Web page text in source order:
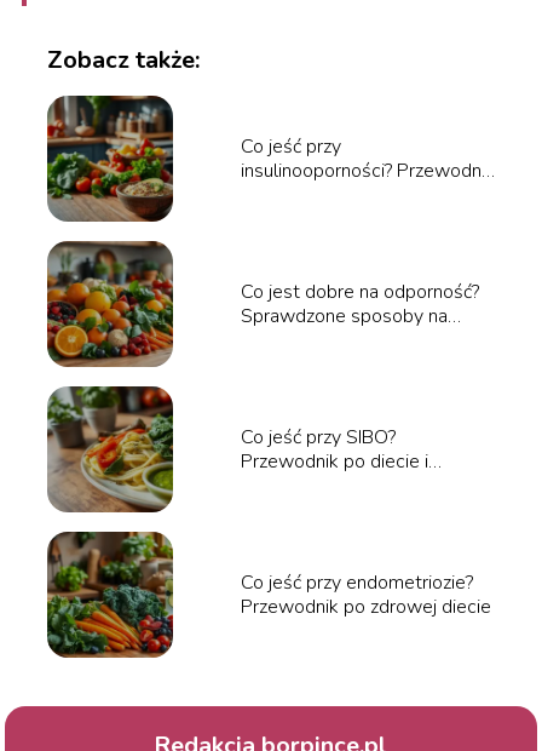
Zobacz także:
Co jeść przy
insulinooporności? Przewodnik
Co jest dobre na odporność?
Sprawdzone sposoby na
Co jeść przy SIBO?
Przewodnik po diecie i
Co jeść przy endometriozie?
Przewodnik po zdrowej diecie